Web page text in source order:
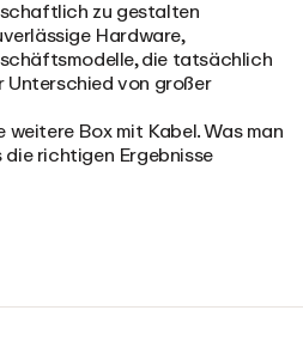
zu gestalten
Hardware,
die tatsächlich
von großer
Box mit Kabel. Was man
richtigen Ergebnisse